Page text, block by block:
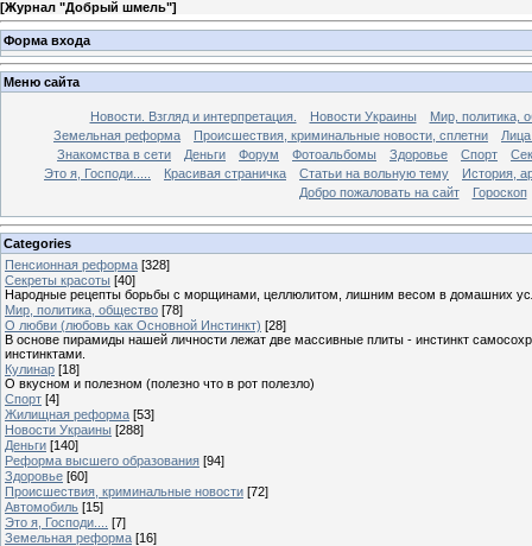
[Журнал "Добрый шмель"]
Форма входа
Меню сайта
Новости. Взгляд и интерпретация. Новости Украины
Мир, политика,
Земельная реформа
Происшествия, криминальные новости, сплетни
Лица
Знакомства в сети
Деньги Форум Фотоальбомы Здоровье Спорт
Это я, Господи.....
Красивая страничка Статьи на вольную тему
История,
Добро пожаловать на сайт
Гороскоп
Categories
Пенсионная реформа [328]
Секреты красоты [40]
Народные рецепты борьбы с морщинами, целлюлитом, лишним весом в домашних
Мир, политика, общество [78]
О любви (любовь как Основной Инстинкт) [28]
В основе пирамиды нашей личности лежат две массивные плиты - инстинкт
инстинктами.
Кулинар [18]
О вкусном и полезном (полезно что в рот полезло)
Спорт [4]
Жилищная реформа [53]
Новости Украины [288]
Деньги [140]
Реформа высшего образования [94]
Здоровье [60]
Происшествия, криминальные новости [72]
Автомобиль [15]
Это я, Господи....
[7]
Земельная реформа [16]